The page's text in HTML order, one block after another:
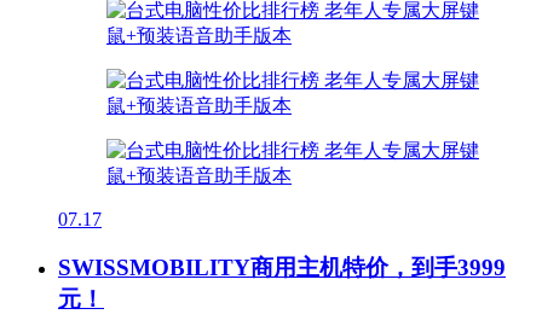
07.17
SWISSMOBILITY商用主机特价，到手3999
元！